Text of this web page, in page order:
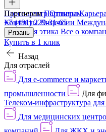
Пресс-центрОтзывыКарьера
КонтактыЛицензии
и деловая этика Все о
ПартнерамПартнерам
+7 (491) 229-31-65
Рязань
Купить в 1 клик
Назад
Для отраслей
Для e-commerce и
промышленности
Для
Телеком-инфраструктура
Для медицинских